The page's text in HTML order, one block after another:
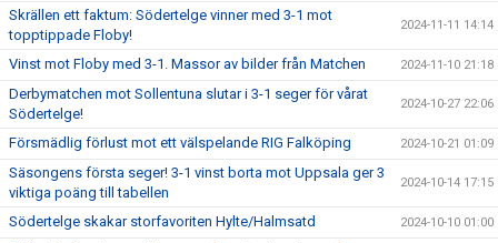
Skrällen ett faktum: Södertelge vinner med 3-1 mot
topptippade Floby!
2024-11-11 14:14
Vinst mot Floby med 3-1. Massor av bilder från Matchen 2024-11-10 21:18
Derbymatchen mot Sollentuna slutar i 3-1 seger för vårat
Södertelge!
2024-10-27 22:06
Försmädlig förlust mot ett välspelande RIG Falköping 2024-10-21 01:09
Säsongens första seger! 3-1 vinst borta mot Uppsala ger 3
viktiga poäng till tabellen
2024-10-14 17:15
Södertelge skakar storfavoriten Hylte/Halmsatd 2024-10-10 01:00